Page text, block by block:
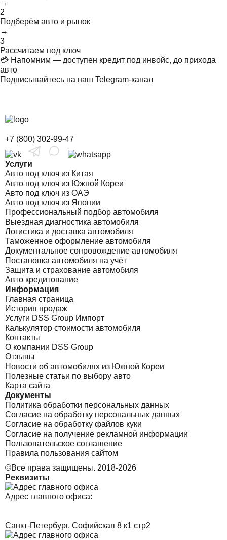
→
2
Подберём авто и рынок
→
3
Рассчитаем под ключ
💳 Напомним — доступен кредит под инвойс, до прихода
авто
Подписывайтесь на наш Telegram-канал
+7 (800) 302-99-47
Услуги
Авто под ключ из Китая
Авто под ключ из Южной Кореи
Авто под ключ из ОАЭ
Авто под ключ из Японии
Профессиональный подбор автомобиля
Выездная диагностика автомобиля
Логистика и доставка автомобиля
Таможенное оформление автомобиля
Документальное сопровождение автомобиля
Постановка автомобиля на учёт
Защита и страхование автомобиля
Авто кредитование
Информация
Главная страница
История продаж
Услуги DSS Group Импорт
Калькулятор стоимости автомобиля
Контакты
О компании DSS Group
Отзывы
Новости об автомобилях из Южной Кореи
Полезные статьи по выбору авто
Карта сайта
Документы
Политика обработки персональных данных
Согласие на обработку персональных данных
Согласие на обработку файлов куки
Согласие на получение рекламной информации
Пользовательское соглашение
Правила пользования сайтом
©Все права защищены. 2018-2026
Реквизиты
Адрес главного офиса:
Санкт-Петербург, Софийская 8 к1 стр2